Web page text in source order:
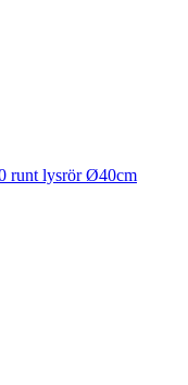
runt lysrör Ø40cm